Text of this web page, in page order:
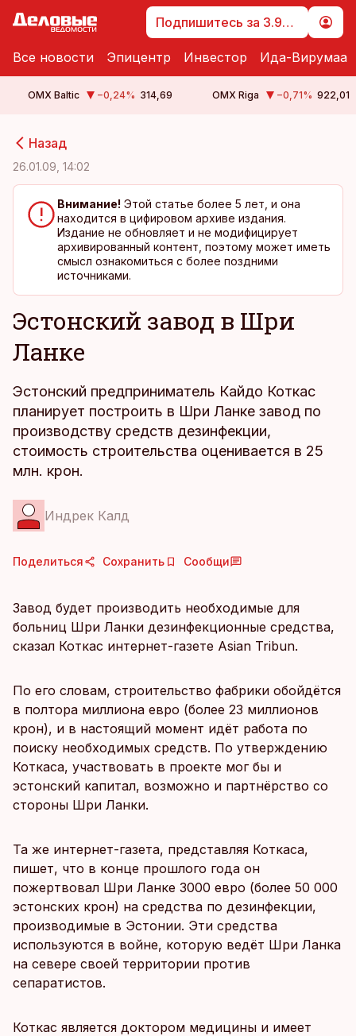
Подпишитесь за 3.99 €
Все новости Эпицентр Инвестор Ида-Вирумаа
OMX Baltic −0,24% 314,69 OMX Riga −0,71% 922,01
Назад
26.01.09, 14:02
Внимание! Этой статье более 5 лет, и она
находится в цифировом архиве издания.
Издание не обновляет и не модифицирует
архивированный контент, поэтому может иметь
смысл ознакомиться с более поздними
источниками.
Эстонский завод в Шри
Ланке
Эстонский предприниматель Кайдо Коткас
планирует построить в Шри Ланке завод по
производству средств дезинфекции,
стоимость строительства оценивается в 25
млн. крон.
Индрек Калд
Поделиться Сохранить Сообщи
Завод будет производить необходимые для
больниц Шри Ланки дезинфекционные средства,
сказал Коткас интернет-газете Asian Tribun.
По его словам, строительство фабрики обойдётся
в полтора миллиона евро (более 23 миллионов
крон), и в настоящий момент идёт работа по
поиску необходимых средств. По утверждению
Коткаса, участвовать в проекте мог бы и
эстонский капитал, возможно и партнёрство со
стороны Шри Ланки.
Та же интернет-газета, представляя Коткаса,
пишет, что в конце прошлого года он
пожертвовал Шри Ланке 3000 евро (более 50 000
эстонских крон) на средства по дезинфекции,
производимые в Эстонии. Эти средства
используются в войне, которую ведёт Шри Ланка
на севере своей территории против
сепаратистов.
Коткас является доктором медицины и имеет